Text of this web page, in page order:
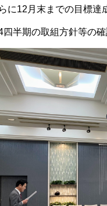
に12月末までの目標達
四半期の取組方針等の確